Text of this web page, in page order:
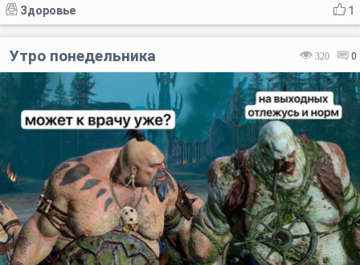
1
Здоровье
320 0
Утро понедельника